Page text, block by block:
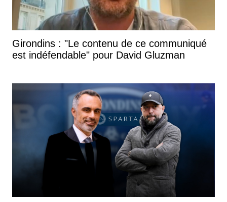
Girondins : "Le contenu de ce communiqué
est indéfendable" pour David Gluzman